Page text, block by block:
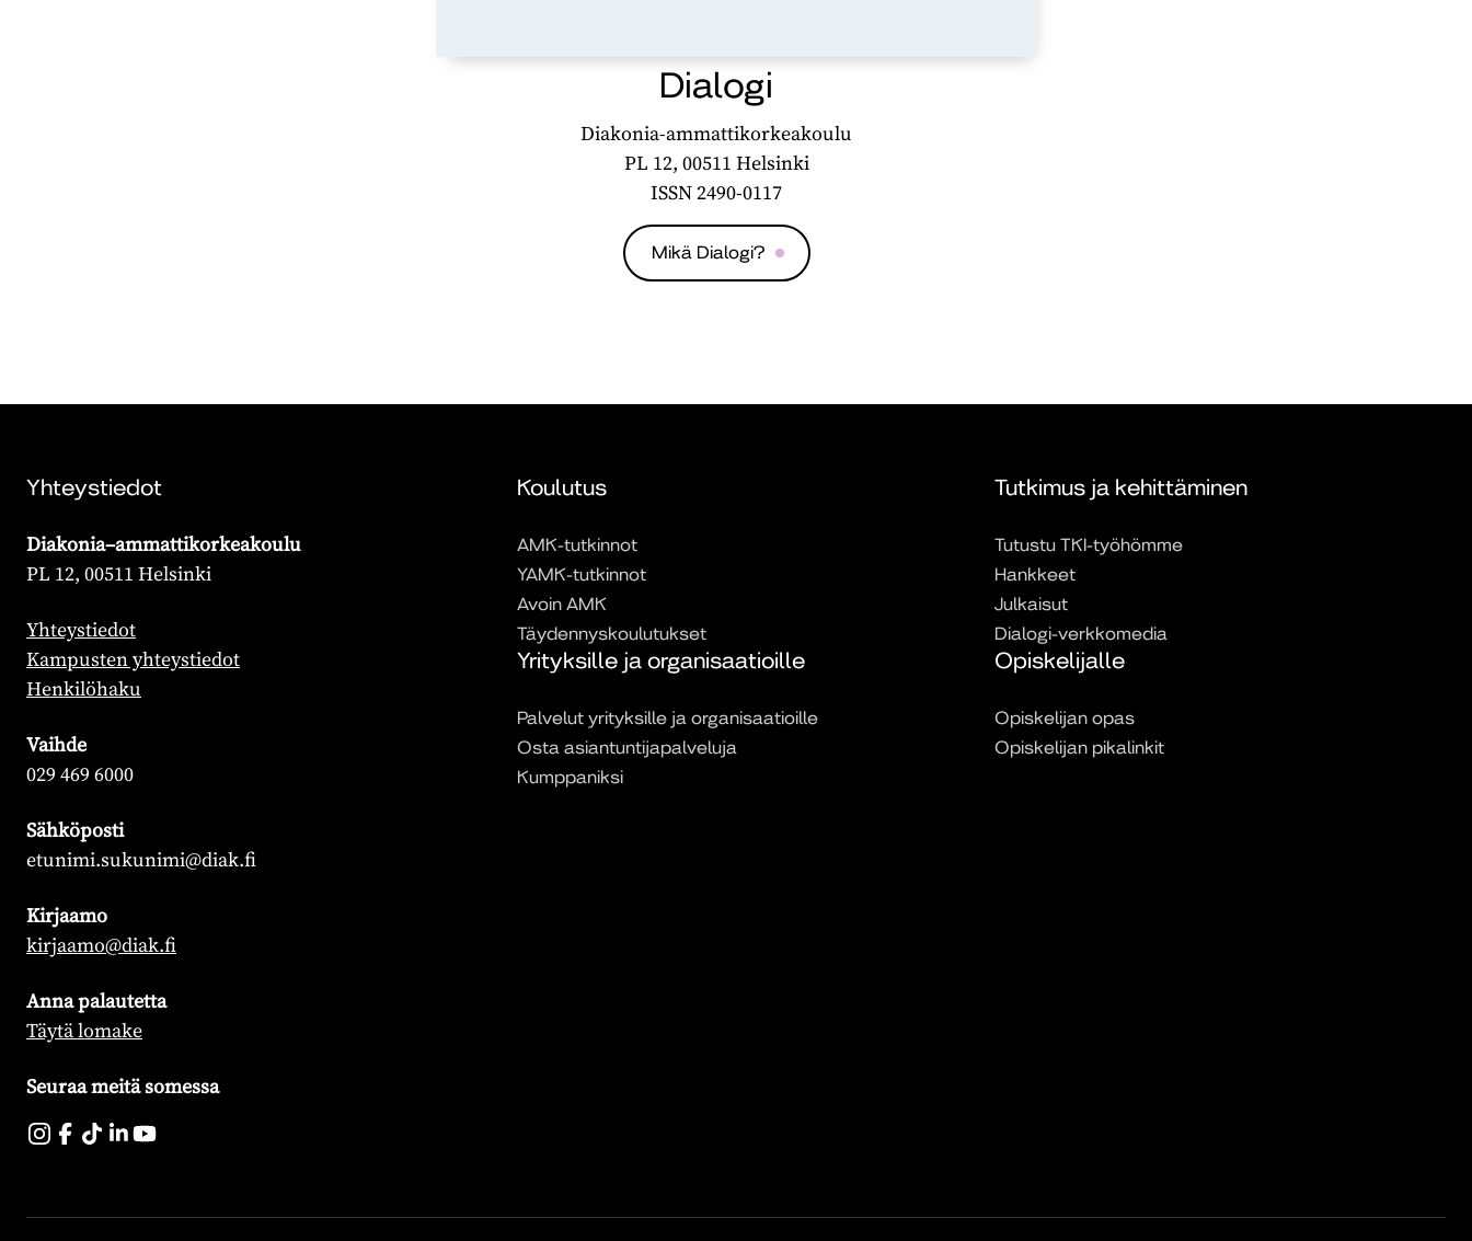
Dialogi
Diakonia-ammattikorkeakoulu
PL 12, 00511 Helsinki
ISSN 2490-0117
Mikä Dialogi?
Yhteystiedot
Diakonia–ammattikorkeakoulu
PL 12, 00511 Helsinki
Yhteystiedot
Kampusten yhteystiedot
Henkilöhaku
Vaihde
029 469 6000
Sähköposti
etunimi.sukunimi@diak.fi
Kirjaamo
kirjaamo@diak.fi
Anna palautetta
Täytä lomake
Seuraa meitä somessa
Koulutus
AMK-tutkinnot
YAMK-tutkinnot
Avoin AMK
Täydennyskoulutukset
Yrityksille ja organisaatioille
Palvelut yrityksille ja organisaatioille
Osta asiantuntijapalveluja
Kumppaniksi
Tutkimus ja kehittäminen
Tutustu TKI-työhömme
Hankkeet
Julkaisut
Dialogi-verkkomedia
Opiskelijalle
Opiskelijan opas
Opiskelijan pikalinkit